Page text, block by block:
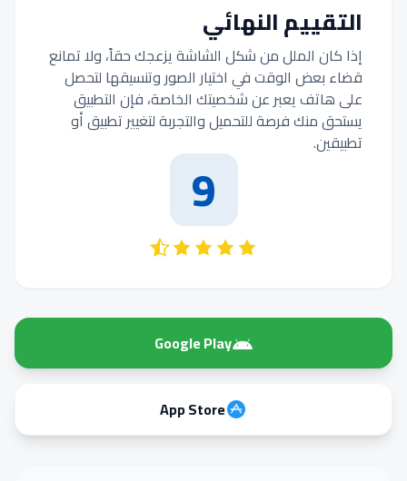
التقييم النهائي
إذا كان الملل من شكل الشاشة يزعجك حقاً، ولا تمانع
قضاء بعض الوقت في اختيار الصور وتنسيقها لتحصل
على هاتف يعبر عن شخصيتك الخاصة، فإن التطبيق
يستحق منك فرصة للتحميل والتجربة لتغيير تطبيق أو
تطبيقين.
9
Google Play
App Store